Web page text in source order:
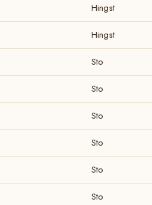
Hingst
Hingst
Sto
Sto
Sto
Sto
Sto
Sto